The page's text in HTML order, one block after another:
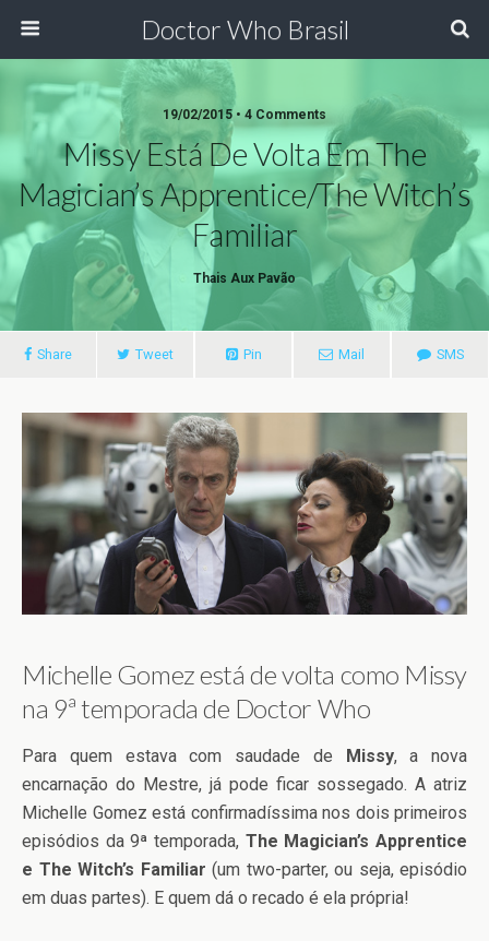
Doctor Who Brasil
19/02/2015 • 4 Comments
Missy Está De Volta Em The
Magician’s Apprentice/The Witch’s
Familiar
Thais Aux Pavão
Share Tweet Pin Mail SMS
Michelle Gomez está de volta como Missy
na 9ª temporada de Doctor Who
Para quem estava com saudade de Missy, a nova
encarnação do Mestre, já pode ficar sossegado. A atriz
Michelle Gomez está confirmadíssima nos dois primeiros
episódios da 9ª temporada, The Magician’s Apprentice
e The Witch’s Familiar (um two-parter, ou seja, episódio
em duas partes). E quem dá o recado é ela própria!